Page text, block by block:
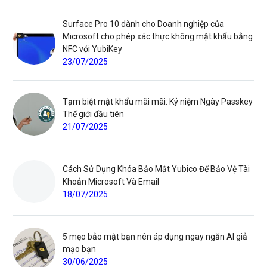
Surface Pro 10 dành cho Doanh nghiệp của
Microsoft cho phép xác thực không mật khẩu bằng
NFC với YubiKey
23/07/2025
Tạm biệt mật khẩu mãi mãi: Kỷ niệm Ngày Passkey
Thế giới đầu tiên
21/07/2025
Cách Sử Dụng Khóa Bảo Mật Yubico Để Bảo Vệ Tài
Khoản Microsoft Và Email
18/07/2025
5 mẹo bảo mật bạn nên áp dụng ngay ngăn AI giả
mạo bạn
30/06/2025